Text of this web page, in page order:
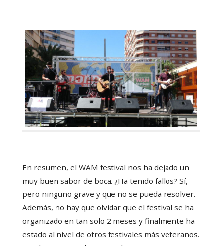
En resumen, el WAM festival nos ha dejado un
muy buen sabor de boca. ¿Ha tenido fallos? Sí,
pero ninguno grave y que no se pueda resolver.
Además, no hay que olvidar que el festival se ha
organizado en tan solo 2 meses y finalmente ha
estado al nivel de otros festivales más veteranos.